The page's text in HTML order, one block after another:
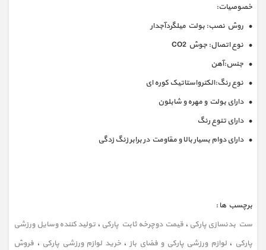
خصوصیات:
• روش نصب: بولت میلگردآجدار
• نوع اتصال: جوش CO2
• جنس:آهن
• نوع رنگ:الکترواستاتیک کوره ای
• دارای بولت و مهره و شابلون
• دارای تنوع رنگ
• دارای دوام بسیار بالا و مقاومت در برابر زنگ زدگی
برچسب ها :
ست بدنسازی پارکی ، قیمت دوچرخه ثابت پارکی ، تولید کننده وسایل ورزشی
پارکی ،لوازم ورزشی پارکی و فضای باز،خرید لوازم ورزشی پارکی ، فروش